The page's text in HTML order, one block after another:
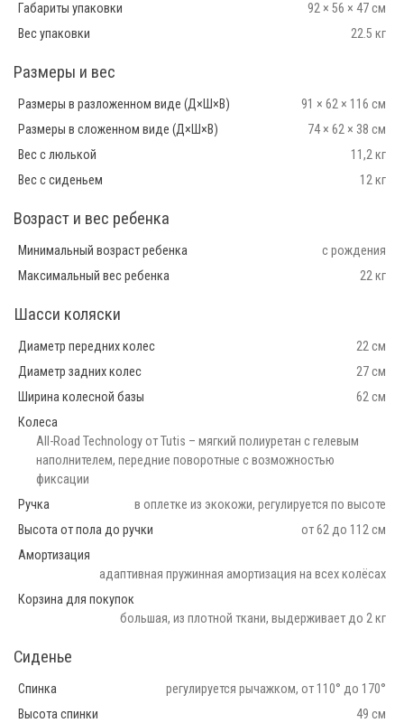
Габариты упаковки
92 × 56 × 47 см
Вес упаковки
22.5 кг
Размеры и вес
Размеры в разложенном виде (Д×Ш×В)
91 × 62 × 116 см
Размеры в сложенном виде (Д×Ш×В)
74 × 62 × 38 см
Вес с люлькой
11,2 кг
Вес с сиденьем
12 кг
Возраст и вес ребенка
Минимальный возраст ребенка
с рождения
Максимальный вес ребенка
22 кг
Шасси коляски
Диаметр передних колес
22 см
Диаметр задних колес
27 см
Ширина колесной базы
62 см
Колеса
All-Road Technology от Tutis – мягкий полиуретан с гелевым
наполнителем, передние поворотные с возможностью
фиксации
Ручка
в оплетке из экокожи, регулируется по высоте
Высота от пола до ручки
от 62 до 112 см
Амортизация
адаптивная пружинная амортизация на всех колёсах
Корзина для покупок
большая, из плотной ткани, выдерживает до 2 кг
Сиденье
Спинка
регулируется рычажком, от 110° до 170°
Высота спинки
49 см